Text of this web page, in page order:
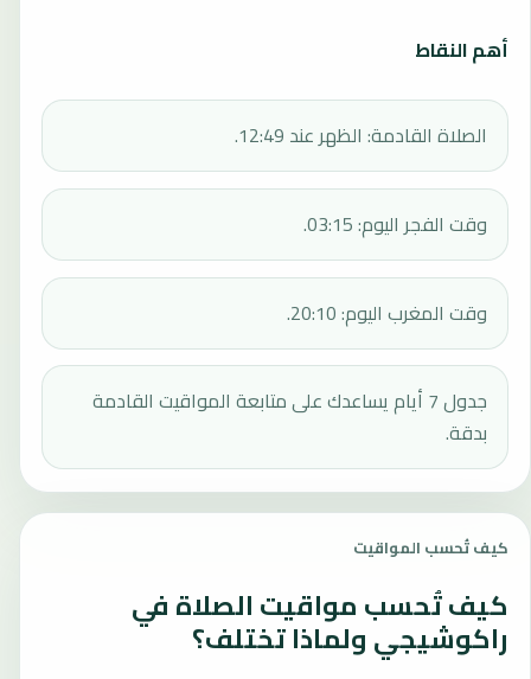
أهم النقاط
الصلاة القادمة: الظهر عند 12:49.
وقت الفجر اليوم: 03:15.
وقت المغرب اليوم: 20:10.
جدول 7 أيام يساعدك على متابعة المواقيت القادمة
بدقة.
كيف تُحسب المواقيت
كيف تُحسب مواقيت الصلاة في
راكوشيجي ولماذا تختلف؟